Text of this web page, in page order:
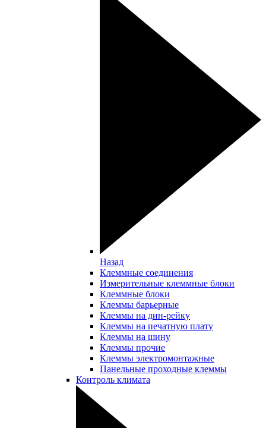
Назад
Клеммные соединения
Измерительные клеммные блоки
Клеммные блоки
Клеммы барьерные
Клеммы на дин-рейку
Клеммы на печатную плату
Клеммы на шину
Клеммы прочие
Клеммы электромонтажные
Панельные проходные клеммы
Контроль климата